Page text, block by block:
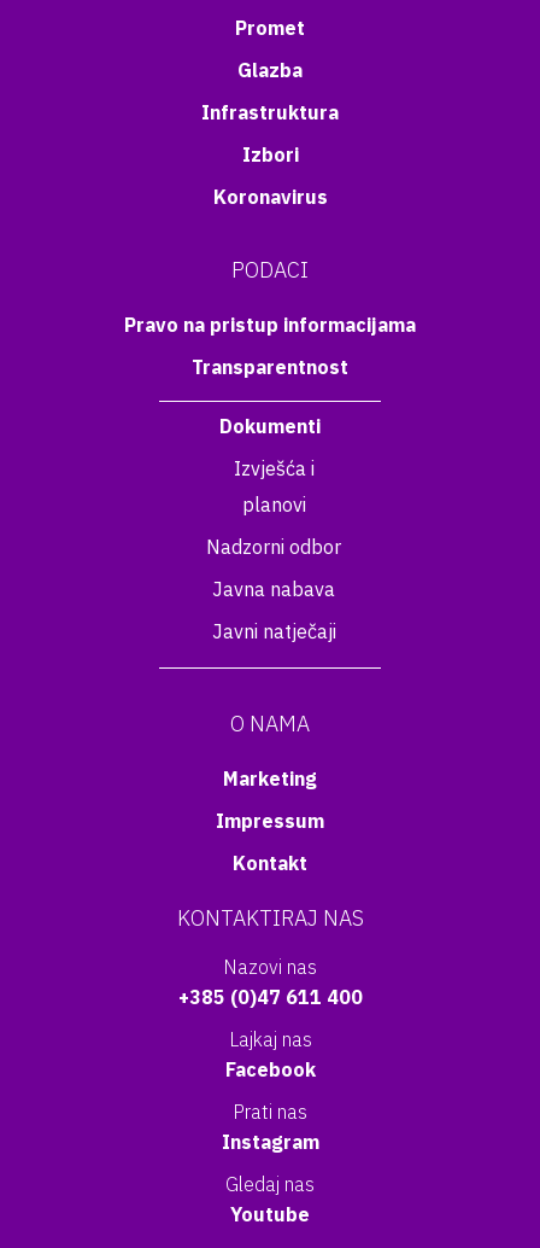
Promet
Glazba
Infrastruktura
Izbori
Koronavirus
PODACI
Pravo na pristup informacijama
Transparentnost
Dokumenti
Izvješća i
planovi
Nadzorni odbor
Javna nabava
Javni natječaji
O NAMA
Marketing
Impressum
Kontakt
KONTAKTIRAJ NAS
Nazovi nas
+385 (0)47 611 400
Lajkaj nas
Facebook
Prati nas
Instagram
Gledaj nas
Youtube